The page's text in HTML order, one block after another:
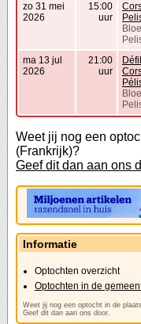
zo 31 mei
2026
15:00
uur
ma 13 jul
2026
21:00
uur
Weet jij nog een
(Frankrijk)?
Geef dit dan aan ons
Informatie
Optochten overzicht
Optochten in de
Weet jij nog een optocht in de
Geef dit dan aan ons door.